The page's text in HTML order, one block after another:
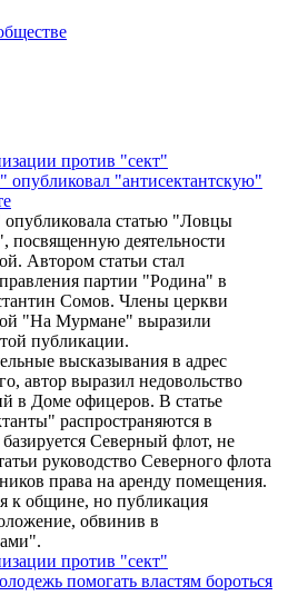
против "сект"
"антисектантскую"
статью "Ловцы
посвященную деятельности
Автором статьи стал
правления партии "Родина" в
Сомов. Члены церкви
"На Мурмане" выразили
публикации.
высказывания в адрес
автор выразил недовольство
в Доме офицеров. В статье
распространяются в
Северный флот, не
руководство Северного флота
права на аренду помещения.
к общине, но публикация
обвинив в
против "сект"
помогать властям бороться